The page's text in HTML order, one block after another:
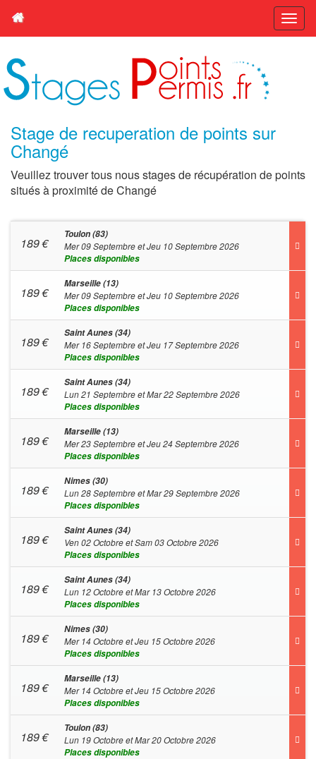
Stage de recuperation de points sur
Changé
Veuillez trouver tous nous stages de récupération de points
situés à proximité de Changé
189€
Toulon (83)
Mer 09 Septembre et Jeu 10 Septembre 2026
Places disponibles
189€
Marseille (13)
Mer 09 Septembre et Jeu 10 Septembre 2026
Places disponibles
189€
Saint Aunes (34)
Mer 16 Septembre et Jeu 17 Septembre 2026
Places disponibles
189€
Saint Aunes (34)
Lun 21 Septembre et Mar 22 Septembre 2026
Places disponibles
189€
Marseille (13)
Mer 23 Septembre et Jeu 24 Septembre 2026
Places disponibles
189€
Nimes (30)
Lun 28 Septembre et Mar 29 Septembre 2026
Places disponibles
189€
Saint Aunes (34)
Ven 02 Octobre et Sam 03 Octobre 2026
Places disponibles
189€
Saint Aunes (34)
Lun 12 Octobre et Mar 13 Octobre 2026
Places disponibles
189€
Nimes (30)
Mer 14 Octobre et Jeu 15 Octobre 2026
Places disponibles
189€
Marseille (13)
Mer 14 Octobre et Jeu 15 Octobre 2026
Places disponibles
189€
Toulon (83)
Lun 19 Octobre et Mar 20 Octobre 2026
Places disponibles